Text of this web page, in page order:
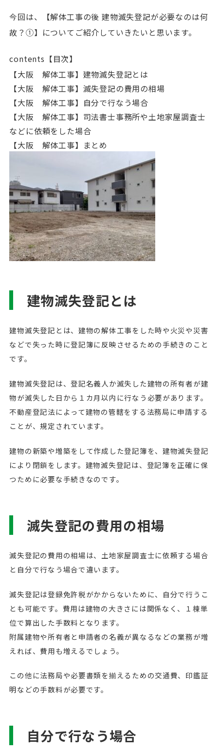
今回は、【解体工事の後 建物滅失登記が必要なのは何
故？①】についてご紹介していきたいと思います。
contents【目次】
【大阪 解体工事】建物滅失登記とは
【大阪 解体工事】滅失登記の費用の相場
【大阪 解体工事】自分で行なう場合
【大阪 解体工事】司法書士事務所や土地家屋調査士
などに依頼をした場合
【大阪 解体工事】まとめ
建物滅失登記とは
建物滅失登記とは、建物の解体工事をした時や火災や災害
などで失った時に登記簿に反映させるための手続きのこと
です。
建物滅失登記は、登記名義人か滅失した建物の所有者が建
物が滅失した日から１カ月以内に行なう必要があります。
不動産登記法によって建物の管轄をする法務局に申請する
ことが、規定されています。
建物の新築や増築をして作成した登記簿を、建物滅失登記
により閉鎖をします。建物滅失登記は、登記簿を正確に保
つために必要な手続きなのです。
滅失登記の費用の相場
滅失登記の費用の相場は、土地家屋調査士に依頼する場合
と自分で行なう場合で違います。
滅失登記は登録免許税がかからないために、自分で行うこ
とも可能です。費用は建物の大きさには関係なく、１棟単
位で算出した手数料となります。
附属建物や所有者と申請者の名義が異なるなどの業務が増
えれば、費用も増えるでしょう。
この他に法務局や必要書類を揃えるための交通費、印鑑証
明などの手数料が必要です。
自分で行なう場合